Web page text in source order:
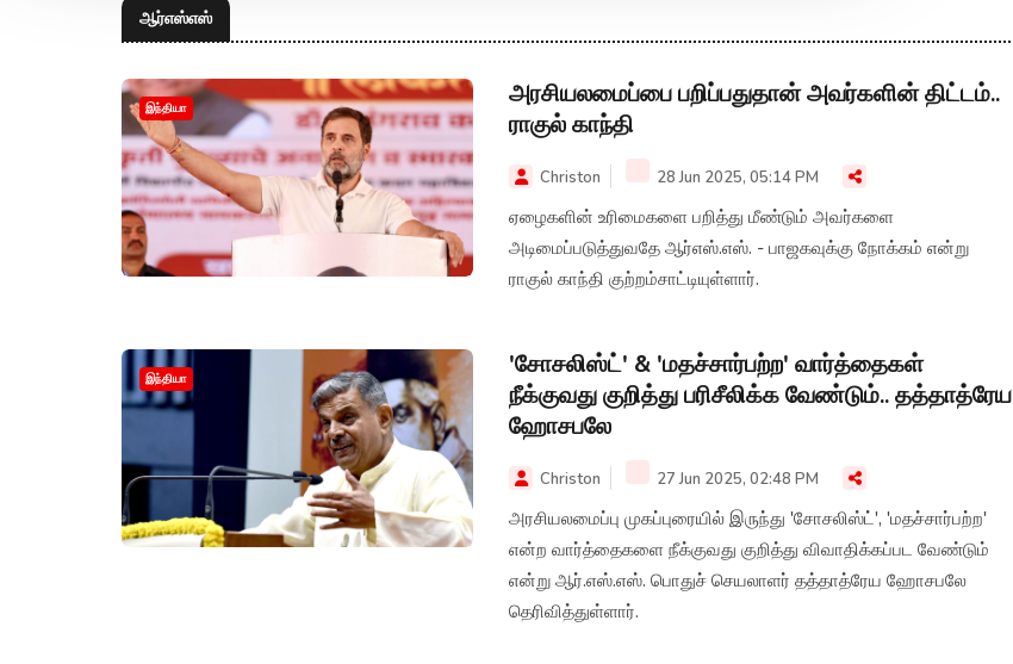
ஆர்எஸ்எஸ்
இந்தியா
அரசியலமைப்பை பறிப்பதுதான் அவர்களின் திட்டம்..
ராகுல் காந்தி
Christon 28 Jun 2025, 05:14 PM
ஏழைகளின் உரிமைகளை பறித்து மீண்டும் அவர்களை
அடிமைப்படுத்துவதே ஆர்எஸ்.எஸ். - பாஜகவுக்கு நோக்கம் என்று
ராகுல் காந்தி குற்றம்சாட்டியுள்ளார்.
இந்தியா
'சோசலிஸ்ட்' & 'மதச்சார்பற்ற' வார்த்தைகள்
நீக்குவது குறித்து பரிசீலிக்க வேண்டும்.. தத்தாத்ரேய
ஹோசபலே
Christon 27 Jun 2025, 02:48 PM
அரசியலமைப்பு முகப்புரையில் இருந்து 'சோசலிஸ்ட்', 'மதச்சார்பற்ற'
என்ற வார்த்தைகளை நீக்குவது குறித்து விவாதிக்கப்பட வேண்டும்
என்று ஆர்.எஸ்.எஸ். பொதுச் செயலாளர் தத்தாத்ரேய ஹோசபலே
தெரிவித்துள்ளார்.